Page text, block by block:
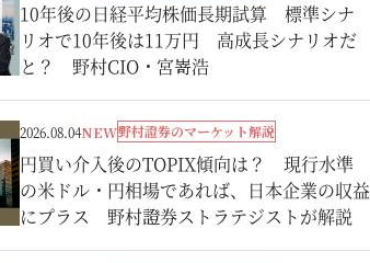
10年後の日経平均株価長期試算 標準シナ
リオで10年後は11万円 高成長シナリオだ
と？ 野村CIO・宮嵜浩
2026.08.04NEW野村證券のマーケット解説
円買い介入後のTOPIX傾向は？ 現行水準
の米ドル・円相場であれば、日本企業の収益
にプラス 野村證券ストラテジストが解説